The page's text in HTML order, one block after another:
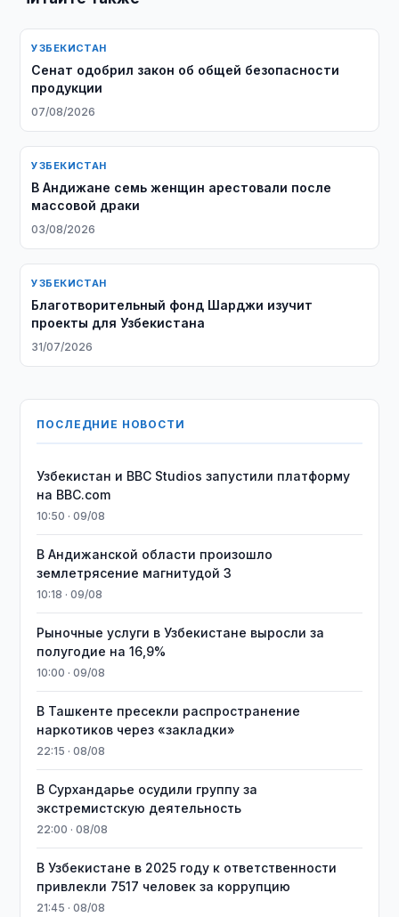
УЗБЕКИСТАН
Сенат одобрил закон об общей безопасности
продукции
07/08/2026
УЗБЕКИСТАН
В Андижане семь женщин арестовали после
массовой драки
03/08/2026
УЗБЕКИСТАН
Благотворительный фонд Шарджи изучит
проекты для Узбекистана
31/07/2026
ПОСЛЕДНИЕ НОВОСТИ
Узбекистан и BBC Studios запустили платформу
на BBC.com
10:50 · 09/08
В Андижанской области произошло
землетрясение магнитудой 3
10:18 · 09/08
Рыночные услуги в Узбекистане выросли за
полугодие на 16,9%
10:00 · 09/08
В Ташкенте пресекли распространение
наркотиков через «закладки»
22:15 · 08/08
В Сурхандарье осудили группу за
экстремистскую деятельность
22:00 · 08/08
В Узбекистане в 2025 году к ответственности
привлекли 7517 человек за коррупцию
21:45 · 08/08